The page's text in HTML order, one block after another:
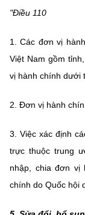
"Điều 110
1. Các đơn vị
Việt Nam gồm
vị hành chính dưới
2. Đơn vị hành
3. Việc xác định
trực thuộc trung
nhập, chia đơn vị
chính do Quốc hội